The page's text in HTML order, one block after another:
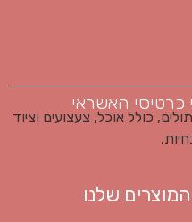
כרטיסי האשראי
המוצרים שלנו